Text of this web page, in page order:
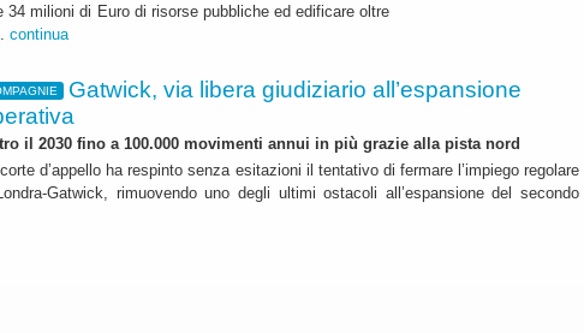
milioni di Euro di risorse pubbliche ed edificare oltre
continua
Gatwick, via libera giudiziario all’espansione
il 2030 fino a 100.000 movimenti annui in più grazie alla pista nord
d’appello ha respinto senza esitazioni il tentativo di fermare l’impiego regolare
Gatwick, rimuovendo uno degli ultimi ostacoli all’espansione del secondo